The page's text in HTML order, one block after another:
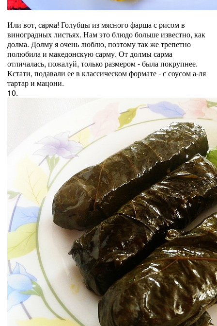
Или вот, сарма! Голубцы из мясного фарша с рисом в
виноградных листьях. Нам это блюдо больше известно, как
долма. Долму я очень люблю, поэтому так же трепетно
полюбила и македонскую сарму. От долмы сарма
отличалась, пожалуй, только размером - была покрупнее.
Кстати, подавали ее в классическом формате - с соусом а-ля
тартар и мацони.
10.